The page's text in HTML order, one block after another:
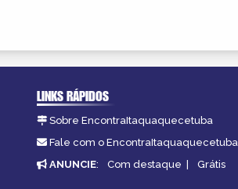
LINKS RÁPIDOS
Sobre EncontraItaquaquecetuba
Fale com o EncontraItaquaquecetuba
ANUNCIE: Com destaque | Grátis